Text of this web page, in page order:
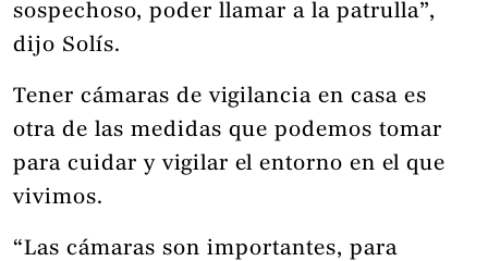
sospechoso, poder llamar a la patrulla”,
dijo Solís.
Tener cámaras de vigilancia en casa es
otra de las medidas que podemos tomar
para cuidar y vigilar el entorno en el que
vivimos.
“Las cámaras son importantes, para